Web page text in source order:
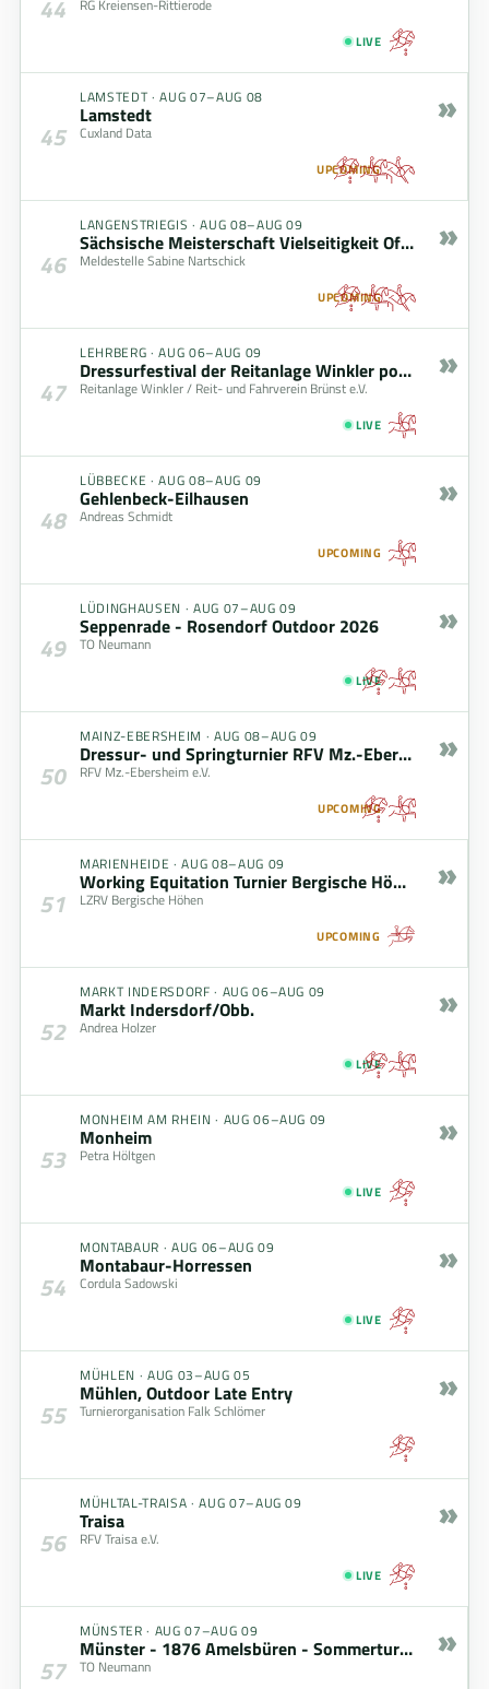
44 RG Kreiensen-Rittierode
LIVE
45
LAMSTEDT ·AUG 07–AUG 08
Lamstedt
Cuxland Data
UPCOMING
»
46
LANGENSTRIEGIS ·AUG 08–AUG 09
Sächsische Meisterschaft Vielseitigkeit Offene Klasse – gefördert durch den Freistaat Sachsen
Meldestelle Sabine Nartschick
UPCOMING
»
47
LEHRBERG ·AUG 06–AUG 09
Dressurfestival der Reitanlage Winkler powered by zoells.de GmbH
Reitanlage Winkler / Reit- und Fahrverein Brünst e.V.
LIVE
»
48
LÜBBECKE ·AUG 08–AUG 09
Gehlenbeck-Eilhausen
Andreas Schmidt
UPCOMING
»
49
LÜDINGHAUSEN · AUG 07–AUG 09
Seppenrade - Rosendorf Outdoor 2026
TO Neumann
LIVE
»
50
MAINZ-EBERSHEIM · AUG 08–AUG 09
Dressur- und Springturnier RFV Mz.-Ebersheim (08.08. - 09.08.2026)
RFV Mz.-Ebersheim e.V.
UPCOMING
»
51
MARIENHEIDE ·AUG 08–AUG 09
Working Equitation Turnier Bergische Höhen
LZRV Bergische Höhen
UPCOMING
»
52
MARKT INDERSDORF · AUG 06–AUG 09
Markt Indersdorf/Obb.
Andrea Holzer
LIVE
»
53
MONHEIM AM RHEIN · AUG 06–AUG 09
Monheim
Petra Höltgen
LIVE
»
54
MONTABAUR · AUG 06–AUG 09
Montabaur-Horressen
Cordula Sadowski
LIVE
»
55
MÜHLEN · AUG 03–AUG 05
Mühlen, Outdoor Late Entry
Turnierorganisation Falk Schlömer
»
56
MÜHLTAL-TRAISA ·AUG 07–AUG 09
Traisa
RFV Traisa e.V.
LIVE
»
57
MÜNSTER · AUG 07–AUG 09
Münster - 1876 Amelsbüren - Sommerturnier 2026
TO Neumann
»